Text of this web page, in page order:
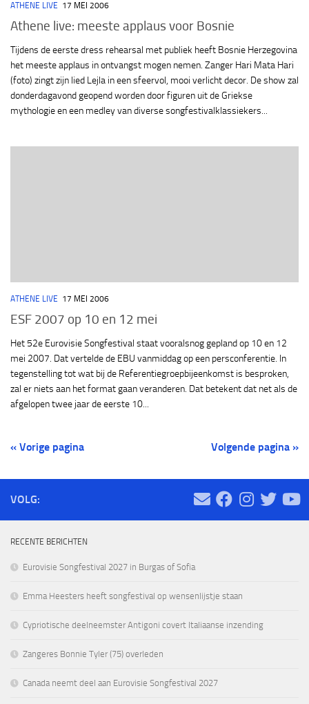
ATHENE LIVE 17 MEI 2006
Athene live: meeste applaus voor Bosnie
Tijdens de eerste dress rehearsal met publiek heeft Bosnie Herzegovina
het meeste applaus in ontvangst mogen nemen. Zanger Hari Mata Hari
(foto) zingt zijn lied Lejla in een sfeervol, mooi verlicht decor. De show zal
donderdagavond geopend worden door figuren uit de Griekse
mythologie en een medley van diverse songfestivalklassiekers...
ATHENE LIVE 17 MEI 2006
ESF 2007 op 10 en 12 mei
Het 52e Eurovisie Songfestival staat vooralsnog gepland op 10 en 12
mei 2007. Dat vertelde de EBU vanmiddag op een persconferentie. In
tegenstelling tot wat bij de Referentiegroepbijeenkomst is besproken,
zal er niets aan het format gaan veranderen. Dat betekent dat net als de
afgelopen twee jaar de eerste 10...
« Vorige pagina Volgende pagina »
VOLG:
RECENTE BERICHTEN
Eurovisie Songfestival 2027 in Burgas of Sofia
Emma Heesters heeft songfestival op wensenlijstje staan
Cypriotische deelneemster Antigoni covert Italiaanse inzending
Zangeres Bonnie Tyler (75) overleden
Canada neemt deel aan Eurovisie Songfestival 2027